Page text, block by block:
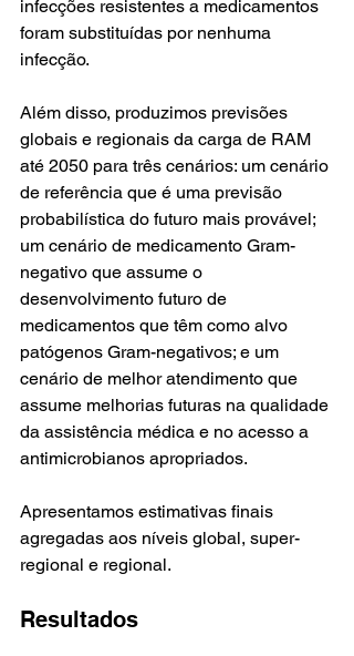
infecções resistentes a medicamentos
foram substituídas por nenhuma
infecção.
Além disso, produzimos previsões
globais e regionais da carga de RAM
até 2050 para três cenários: um cenário
de referência que é uma previsão
probabilística do futuro mais provável;
um cenário de medicamento Gram-
negativo que assume o
desenvolvimento futuro de
medicamentos que têm como alvo
patógenos Gram-negativos; e um
cenário de melhor atendimento que
assume melhorias futuras na qualidade
da assistência médica e no acesso a
antimicrobianos apropriados.
Apresentamos estimativas finais
agregadas aos níveis global, super-
regional e regional.
Resultados